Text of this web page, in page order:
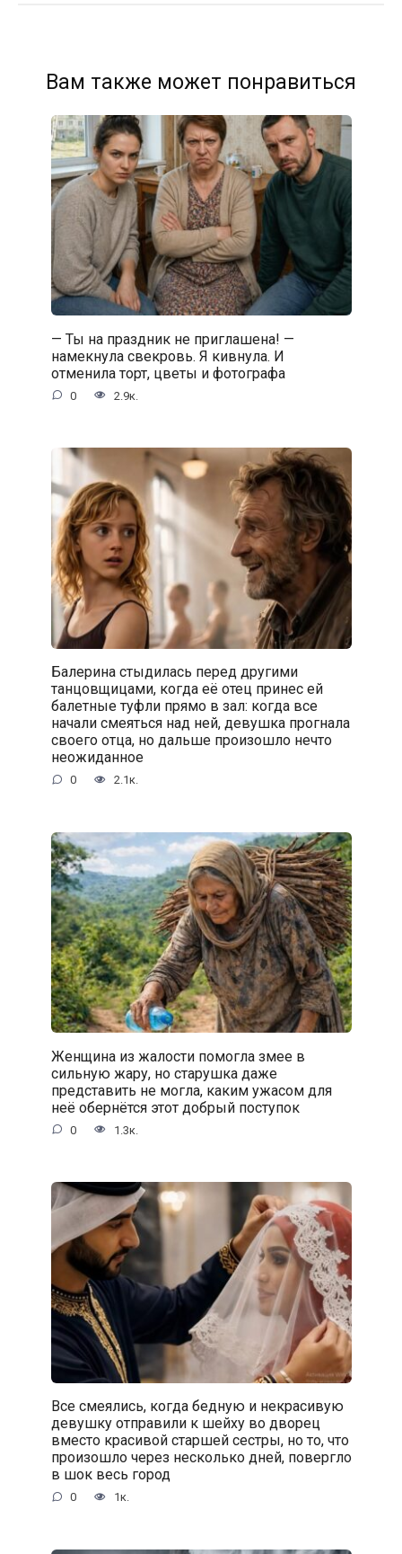
Вам также может понравиться
— Ты на праздник не приглашена! —
намекнула свекровь. Я кивнула. И
отменила торт, цветы и фотографа
0 2.9к.
Балерина стыдилась перед другими
танцовщицами, когда её отец принес ей
балетные туфли прямо в зал: когда все
начали смеяться над ней, девушка прогнала
своего отца, но дальше произошло нечто
неожиданное
0 2.1к.
Женщина из жалости помогла змее в
сильную жару, но старушка даже
представить не могла, каким ужасом для
неё обернётся этот добрый поступок
0 1.3к.
Все смеялись, когда бедную и некрасивую
девушку отправили к шейху во дворец
вместо красивой старшей сестры, но то, что
произошло через несколько дней, повергло
в шок весь город
0 1к.